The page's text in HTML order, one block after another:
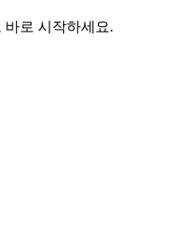
바로 시작하세요.